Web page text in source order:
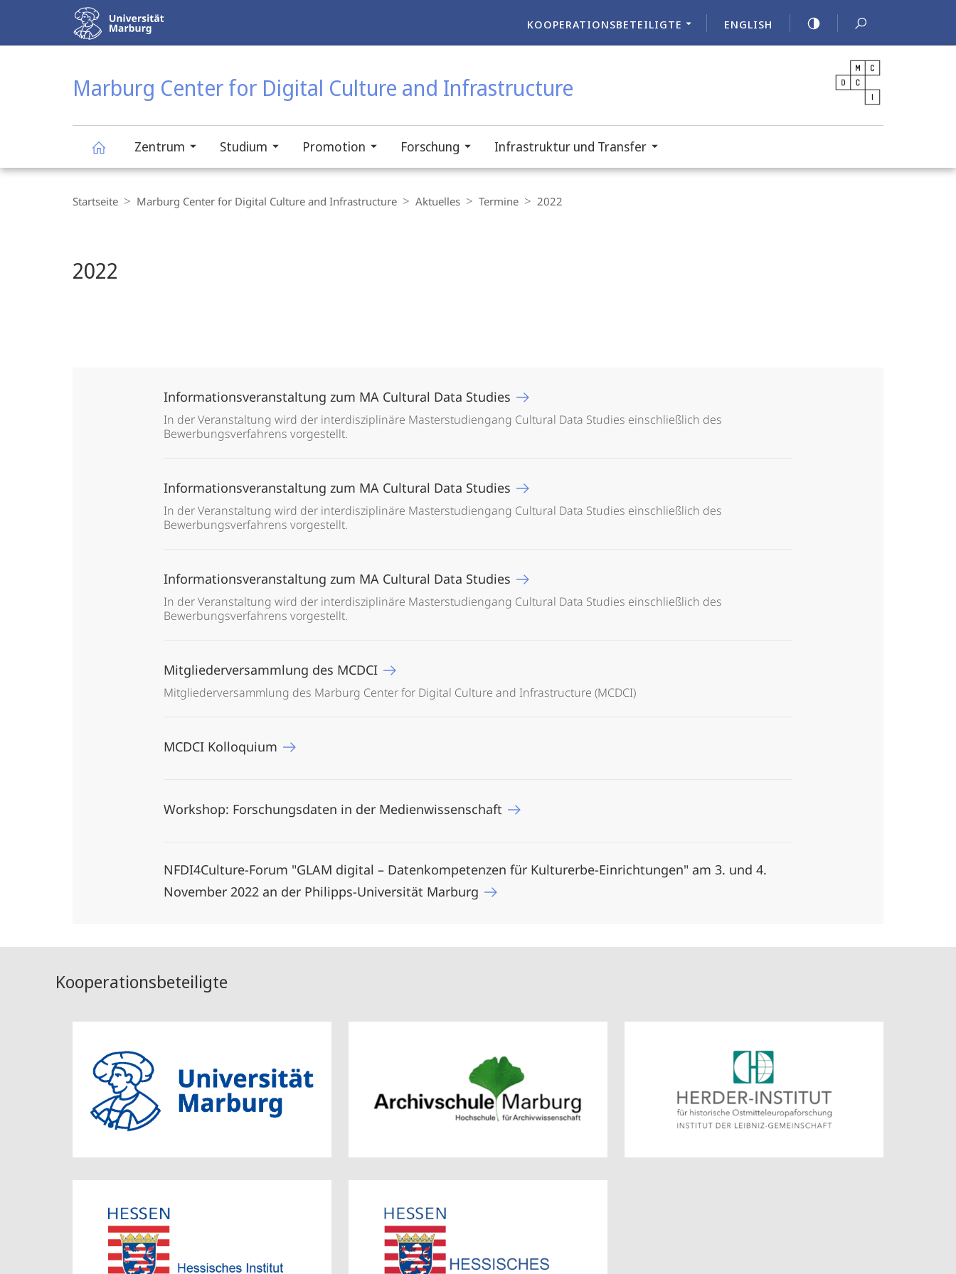
KOOPERATIONSBETEILIGTE ENGLISH
HIGH-CONTRAST VERSION
SUCHE UND SUCHERGEBNIS
Marburg Center for Digital Culture and Infrastructure
Infrastructure
Zentrum Studium Promotion Forschung Infrastruktur und Transfer
Hauptinhalt
Navigation
Startseite Marburg Center for Digital Culture and Infrastructure Aktuelles Termine 2022
2022
Informationsveranstaltung zum MA Cultural Data Studies
In der Veranstaltung wird der interdisziplinäre Masterstudiengang Cultural Data Studies einschließlich des
Bewerbungsverfahrens vorgestellt.
Informationsveranstaltung zum MA Cultural Data Studies
In der Veranstaltung wird der interdisziplinäre Masterstudiengang Cultural Data Studies einschließlich des
Bewerbungsverfahrens vorgestellt.
Informationsveranstaltung zum MA Cultural Data Studies
In der Veranstaltung wird der interdisziplinäre Masterstudiengang Cultural Data Studies einschließlich des
Bewerbungsverfahrens vorgestellt.
Mitgliederversammlung des MCDCI
Mitgliederversammlung des Marburg Center for Digital Culture and Infrastructure (MCDCI)
MCDCI Kolloquium
Workshop: Forschungsdaten in der Medienwissenschaft
NFDI4Culture-Forum "GLAM digital – Datenkompetenzen für Kulturerbe-Einrichtungen" am 3. und 4.
November 2022 an der Philipps-Universität Marburg
Kooperationsbeteiligte